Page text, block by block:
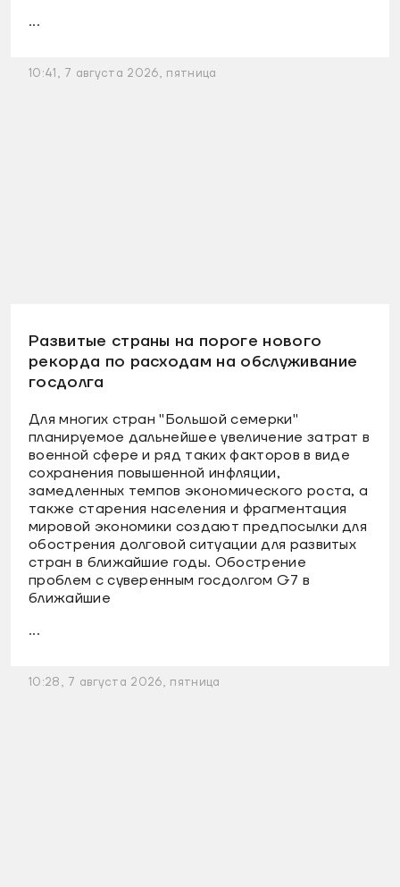
...
10:41, 7 августа 2026, пятница
Развитые страны на пороге нового
рекорда по расходам на обслуживание
госдолга
Для многих стран "Большой семерки"
планируемое дальнейшее увеличение затрат в
военной сфере и ряд таких факторов в виде
сохранения повышенной инфляции,
замедленных темпов экономического роста, а
также старения населения и фрагментация
мировой экономики создают предпосылки для
обострения долговой ситуации для развитых
стран в ближайшие годы. Обострение
проблем с суверенным госдолгом G7 в
ближайшие
...
10:28, 7 августа 2026, пятница